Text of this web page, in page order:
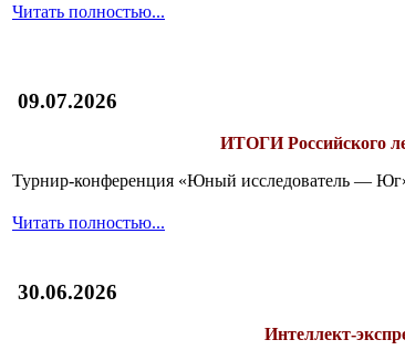
Читать полностью...
09.07.2026
ИТОГИРоссийского
Турнир-конференция «Юный исследователь —
Читать полностью...
30.06.2026
Интеллект-